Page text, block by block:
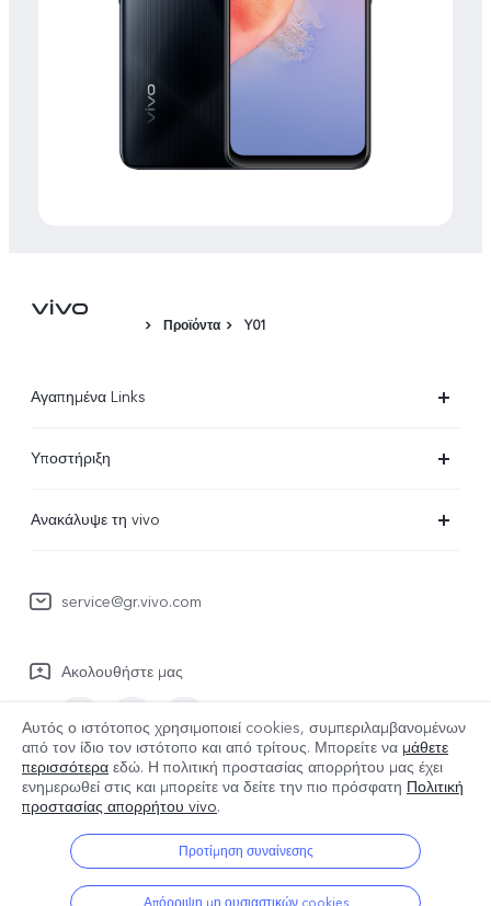
Προϊόντα Y01
Αγαπημένα Links
V23 5G
Y17s
Όλες οι Συσκευές
Υποστήριξη
Επαλήθευση IMEI
Εγχειρίδιο χρήστη
στείλτε για επισκευή
Αρχείο καταγραφής ενημερώσεων
Πολιτική εγγύησης
Ανακάλυψε τη vivo
Τελευταία Νέα
Σχετικά με εμάς
Ανακοίνωση νομικού περιεχομένου
Βιωσιμότητα
Κέντρο απορρήτου της vivo
service@gr.vivo.com
Ακολουθήστε μας
Greece | Επιλέξτε χώρα/περιοχή
δικαιώματος.
Αυτός ο ιστότοπος χρησιμοποιεί cookies, συμπεριλαμβανομένων
από τον ίδιο τον ιστότοπο και από τρίτους. Μπορείτε να μάθετε
περισσότερα εδώ. Η πολιτική προστασίας απορρήτου μας έχει
ενημερωθεί στις και μπορείτε να δείτε την πιο πρόσφατη Πολιτική
προστασίας απορρήτου vivo.
Προτίμηση συναίνεσης